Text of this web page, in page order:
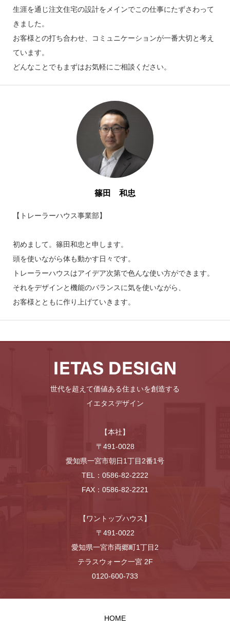
生涯を通じ注文住宅の設計をメインでこの仕事にたずさわって
きました。
お客様との打ち合わせ、コミュニケーションが一番大切と考え
ています。
どんなことでもまずはお気軽にご相談ください。
篠田 和忠
【トレーラーハウス事業部】
初めまして。篠田和忠と申します。
頭を使いながら体も動かす日々です。
トレーラーハウスはアイデア次第で色んな使い方ができます。
それをデザインと機能のバランスに気を使いながら、
お客様とともに作り上げていきます。
世代を超えて価値ある住まいを創造する
イエタスデザイン
【本社】
〒491-0028
愛知県一宮市朝日1丁目2番1号
TEL：0586-82-2222
FAX：0586-82-2221
【ワントップハウス】
〒491-0022
愛知県一宮市両郷町1丁目2
テラスウォーク一宮 2F
0120-600-733
HOME